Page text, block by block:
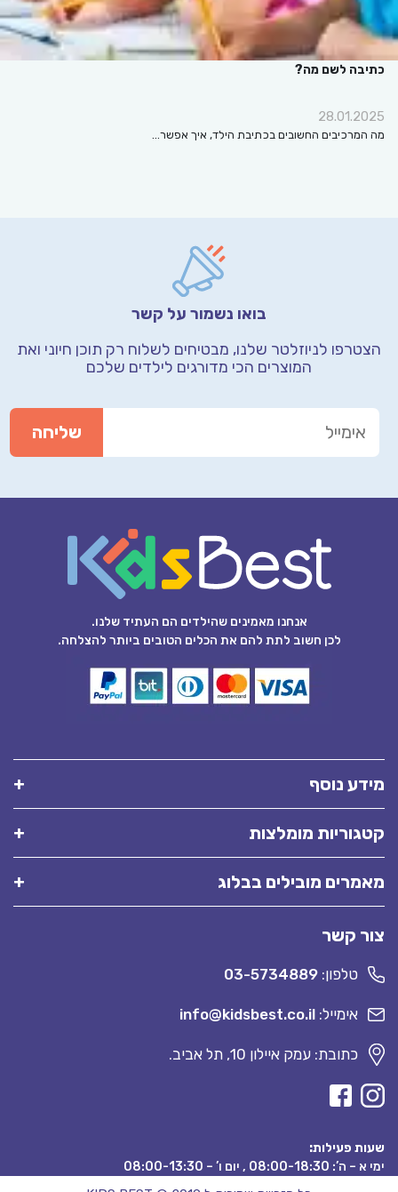
כתיבה לשם מה?
28.01.2025
מה המרכיבים החשובים בכתיבת הילד, איך אפשר…
בואו נשמור על קשר
הצטרפו לניוזלטר שלנו, מבטיחים לשלוח רק תוכן חיוני ואת
המוצרים הכי מדורגים לילדים שלכם
אנחנו מאמינים שהילדים הם העתיד שלנו.
לכן חשוב לתת להם את הכלים הטובים ביותר להצלחה.
מידע נוסף
קטגוריות מומלצות
מאמרים מובילים בבלוג
צור קשר
טלפון: 03-5734889
אימייל: info@kidsbest.co.il
כתובת: עמק איילון 10, תל אביב.
שעות פעילות:
ימי א – ה’: 08:00-18:30 , יום ו’ – 08:00-13:30